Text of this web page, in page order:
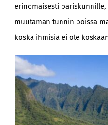
erinomaisesti
muutaman tunnin poissa
koska ihmisiä ei ole